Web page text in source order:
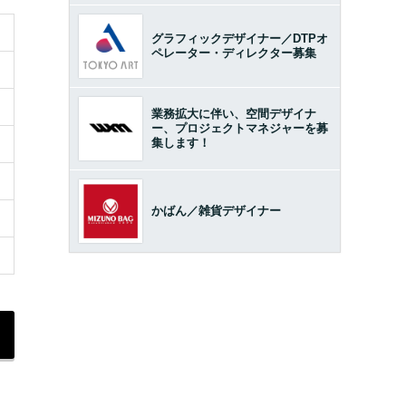
グラフィックデザイナー／DTPオ
ペレーター・ディレクター募集
業務拡大に伴い、空間デザイナ
ー、プロジェクトマネジャーを募
集します！
かばん／雑貨デザイナー